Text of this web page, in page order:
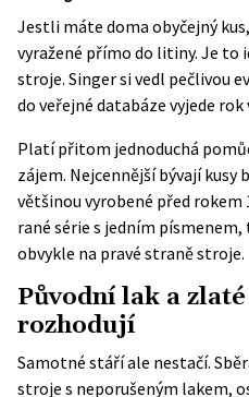
Jestli máte doma obyčejný
vyražené přímo do litiny. Je to
stroje. Singer si vedl pečlivou
do veřejné databáze vyjede
Platí přitom jednoduchá
zájem. Nejcennější bývají kusy
většinou vyrobené před rokem
rané série s jedním
obvykle na pravé straně stroje.
Původní lak a
rozhodují
Samotné stáří ale nestačí.
stroje s neporušeným lakem,